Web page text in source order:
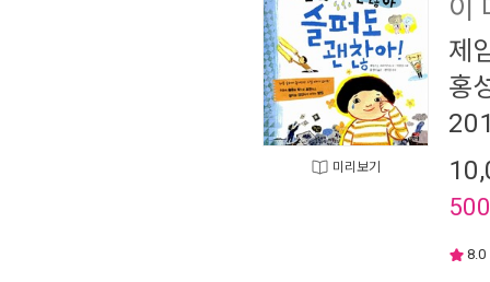
미리보기
이
제
홍
500
8.0